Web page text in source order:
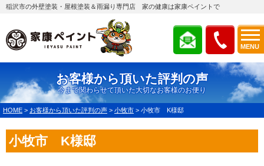
MENU
稲沢市の外壁塗装・屋根塗装＆雨漏り専門店 家の健康は家康ペイントで
お客様から頂いた評判の声
今まで関わらせて頂いた大切なお客様のお便り
HOME > お客様から頂いた評判の声 > 小牧市 > 小牧市 K様邸
小牧市 K様邸